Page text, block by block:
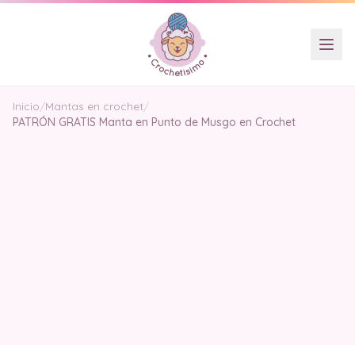
Inicio/Mantas en crochet/
PATRÓN GRATIS Manta en Punto de Musgo en Crochet